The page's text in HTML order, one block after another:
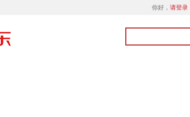
你好， 请登录